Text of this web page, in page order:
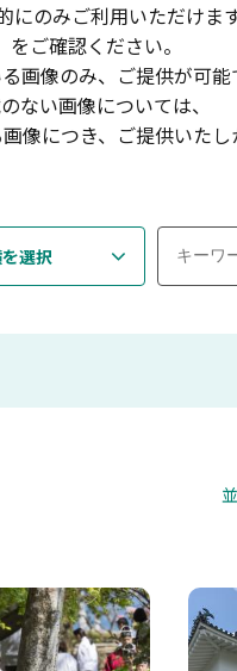
のみご利用いただけます
ご確認ください。
像のみ、ご提供が可能
ない画像については、
像につき、ご提供いたし
選択